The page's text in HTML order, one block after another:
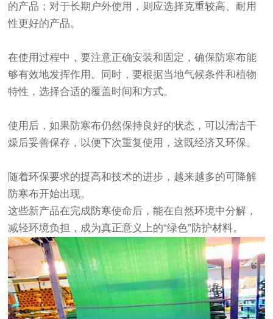
的产品；对于长期户外使用，则应选择克重较高、耐用
性更好的产品。
在使用过程中，要注意正确安装和固定，确保防寒布能
够有效地发挥作用。同时，要根据当地气候条件和植物
特性，选择合适的覆盖时间和方式。
使用后，如果防寒布仍然保持良好的状态，可以清洁干
燥后妥善保存，以便下次重复使用，这既经济又环保。
随着环保要求的提高和技术的进步，越来越多的可降解
防寒布开始出现。
这些新产品在完成防寒使命后，能在自然环境中分解，
减轻环境负担，成为真正意义上的“绿色”防护材料。